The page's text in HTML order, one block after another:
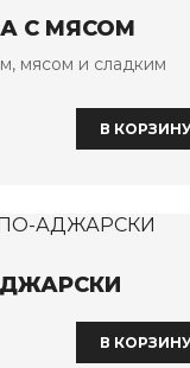
С МЯСОМ
мясом и сладким
В
В